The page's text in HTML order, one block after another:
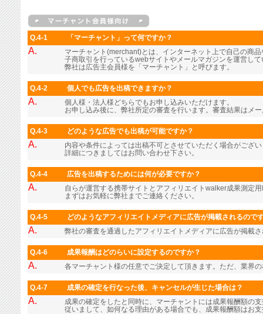
Q.4-1 「マーチャント」って何ですか？
A.
マーチャント(merchant)とは、インターネット上で自己の商
子商取引を行っているwebサイトやメールマガジンを運営し
弊社は広告主会員様を「マーチャント」と呼びます。
Q.4-2 個人でも広告を出稿できますか？
A.
個人様・法人様どちらでもお申し込みいただけます。
お申し込み後に、弊社所定の審査を行います。審査結果はメ
Q.4-3 どのような広告でも出稿が可能ですか？
A.
内容や条件によっては出稿不可とさせていただく場合がござ
詳細につきましてはお問い合わせ下さい。
Q.4-4 広告を出稿するためには何が必要ですか？
A.
自らが運営する携帯サイトとアフィリエイトwalker成果測定
まずはお気軽に弊社までご連絡ください。
Q.4-5 どのようなアフィリエイトメディアに広告が掲載されるので
A. 弊社の審査を通過したアフィリエイトメディアに広告が掲載
Q.4-6 成果報酬はどのらいに設定するのですか？
A. 各マーチャント様の任意でご決定して頂きます。ただ、業界
Q.4-7 成果の確定を行なった後、キャンセルが生じた場合は？
A.
成果の確定をしたと同時に、マーチャントには成果報酬額の
従いまして、如何なる理由がある場合でも、成果報酬額はお